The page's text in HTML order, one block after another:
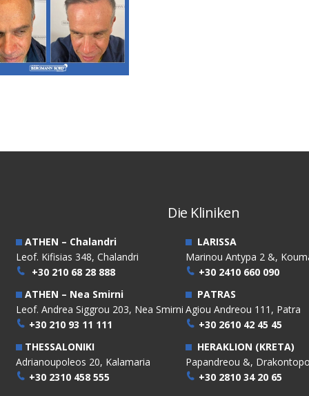
M3. FUE
Die Kliniken
ATHEN – Chalandri
Leof. Kifisias 348, Chalandri
+30 210 68 28 888
ATHEN – Nea Smirni
Leof. Andrea Siggrou 203, Nea Smirni
+30 210 93 11 111
THESSALONIKI
Adrianoupoleos 20, Kalamaria
+30 2310 458 555
LARISSA
Marinou Antypa 2 &,
+30 2410 660 090
PATRAS
Agiou Andreou 111, Patra
+30 2610 42 45 45
HERAKLION (KRETA)
Papandreou &,
+30 2810 34 20 65